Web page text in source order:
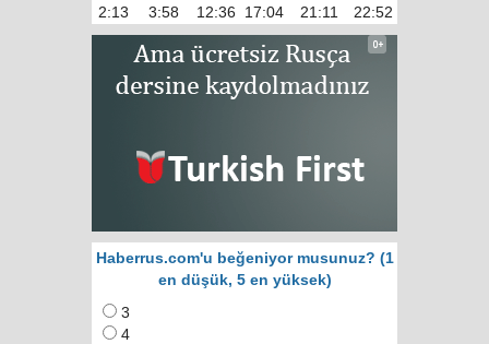
2:13
3:58 12:36 17:04 21:11 22:52
Haberrus.com'u beğeniyor musunuz? (1
en düşük, 5 en yüksek)
3
4